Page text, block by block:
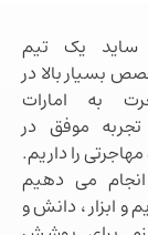
در
در
و